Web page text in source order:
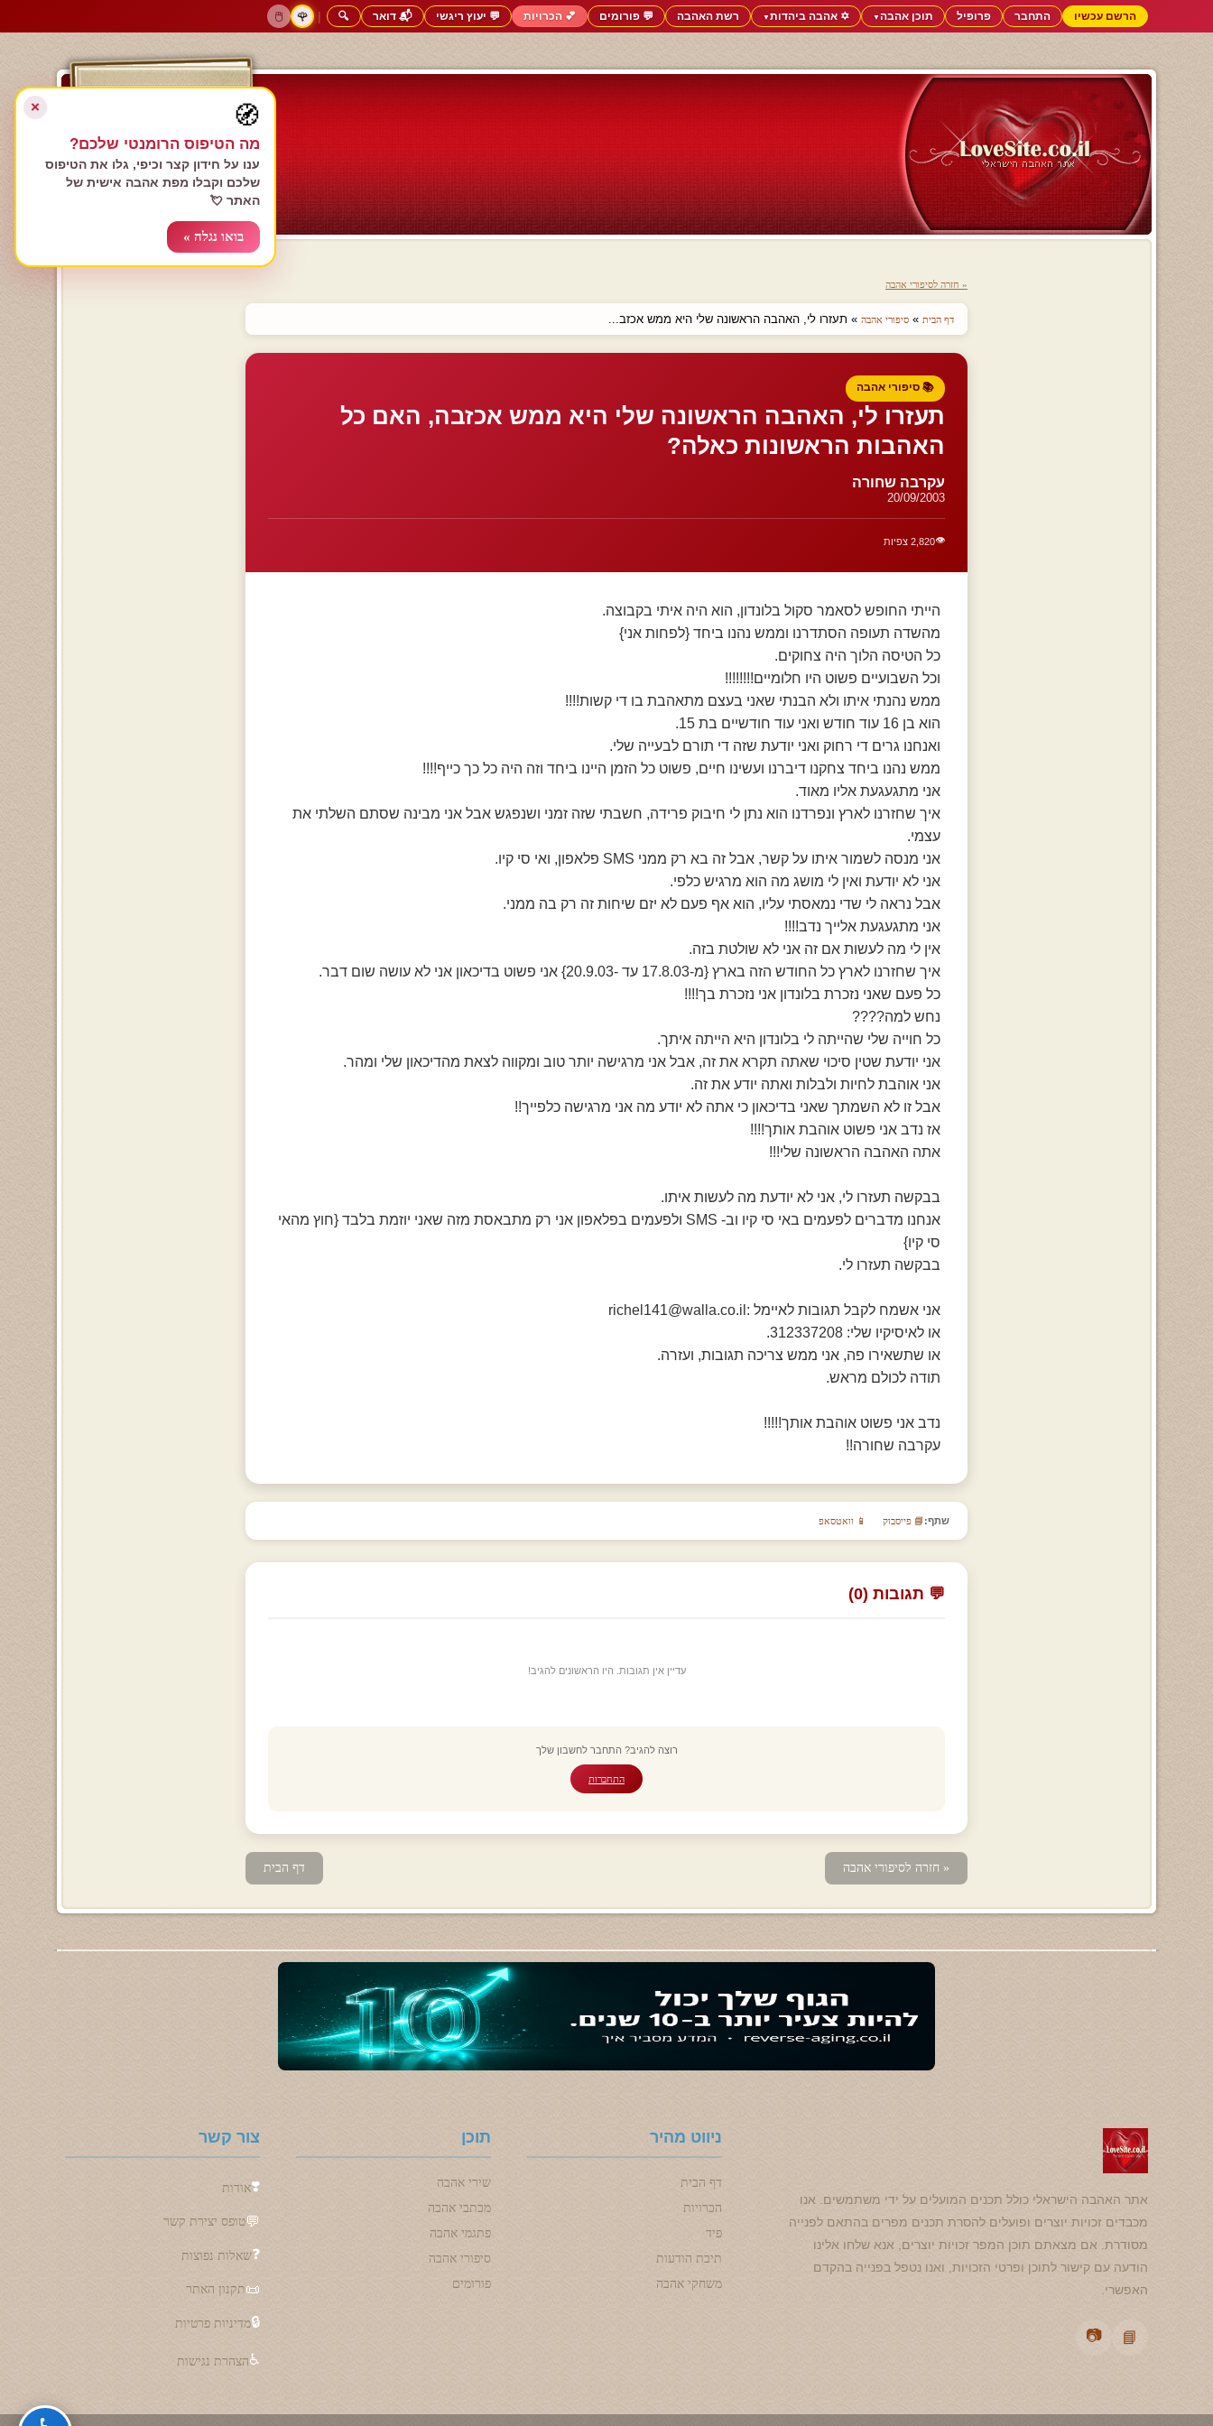
הרשם עכשיו התחבר פרופיל תוכן אהבה▼ ✡️ אהבה ביהדות▼ רשת האהבה 💬 פורומים 💕 הכרויות 💬 יעוץ ריגשי 📬 דואר 🔍
|
🌹
🖱️
הרשם עכשיו
התחבר
« חזרה לסיפורי אהבה
דף הבית » סיפורי אהבה » תעזרו לי, האהבה הראשונה שלי היא ממש אכזב...
📚 סיפורי אהבה
תעזרו לי, האהבה הראשונה שלי היא ממש אכזבה, האם כל
האהבות הראשונות כאלה?
עקרבה שחורה
20/09/2003
👁️2,820 צפיות
הייתי החופש לסאמר סקול בלונדון, הוא היה איתי בקבוצה.
מהשדה תעופה הסתדרנו וממש נהנו ביחד {לפחות אני}
כל הטיסה הלוך היה צחוקים.
וכל השבועיים פשוט היו חלומיים!!!!!!!!
ממש נהנתי איתו ולא הבנתי שאני בעצם מתאהבת בו די קשות!!!!
הוא בן 16 עוד חודש ואני עוד חודשיים בת 15.
ואנחנו גרים די רחוק ואני יודעת שזה די תורם לבעייה שלי.
ממש נהנו ביחד צחקנו דיברנו ועשינו חיים, פשוט כל הזמן היינו ביחד וזה היה כל כך כייף!!!!
אני מתגעגעת אליו מאוד.
איך שחזרנו לארץ ונפרדנו הוא נתן לי חיבוק פרידה, חשבתי שזה זמני ושנפגש אבל אני מבינה שסתם השלתי את
עצמי.
אני מנסה לשמור איתו על קשר, אבל זה בא רק ממני SMS פלאפון, ואי סי קיו.
אני לא יודעת ואין לי מושג מה הוא מרגיש כלפי.
אבל נראה לי שדי נמאסתי עליו, הוא אף פעם לא יזם שיחות זה רק בה ממני.
אני מתגעגעת אלייך נדב!!!!
אין לי מה לעשות אם זה אני לא שולטת בזה.
איך שחזרנו לארץ כל החודש הזה בארץ {מ-17.8.03 עד -20.9.03} אני פשוט בדיכאון אני לא עושה שום דבר.
כל פעם שאני נזכרת בלונדון אני נזכרת בך!!!!
נחש למה????
כל חוייה שלי שהייתה לי בלונדון היא הייתה איתך.
אני יודעת שטין סיכוי שאתה תקרא את זה, אבל אני מרגישה יותר טוב ומקווה לצאת מהדיכאון שלי ומהר.
אני אוהבת לחיות ולבלות ואתה יודע את זה.
אבל זו לא השמתך שאני בדיכאון כי אתה לא יודע מה אני מרגישה כלפייך!!
אז נדב אני פשוט אוהבת אותך!!!!
אתה האהבה הראשונה שלי!!!
בבקשה תעזרו לי, אני לא יודעת מה לעשות איתו.
אנחנו מדברים לפעמים באי סי קיו וב- SMS ולפעמים בפלאפון אני רק מתבאסת מזה שאני יוזמת בלבד {חוץ מהאי
סי קיו}
בבקשה תעזרו לי.
אני אשמח לקבל תגובות לאיימל :richel141@walla.co.il
או לאיסיקיו שלי: 312337208.
או שתשאירו פה, אני ממש צריכה תגובות, ועזרה.
תודה לכולם מראש.
נדב אני פשוט אוהבת אותך!!!!!
עקרבה שחורה!!
שתף: 📘 פייסבוק 📱 וואטסאפ
💬 תגובות (0)
עדיין אין תגובות. היו הראשונים להגיב!
רוצה להגיב? התחבר לחשבון שלך
התחברות
« חזרה לסיפורי אהבה דף הבית
אתר האהבה הישראלי כולל תכנים המועלים על ידי משתמשים. אנו
מכבדים זכויות יוצרים ופועלים להסרת תכנים מפרים בהתאם לפנייה
מסודרת. אם מצאתם תוכן המפר זכויות יוצרים, אנא שלחו אלינו
הודעה עם קישור לתוכן ופרטי הזכויות, ואנו נטפל בפנייה בהקדם
האפשרי.
📘
📷
ניווט מהיר
דף הבית
הכרויות
פיד
תיבת הודעות
משחקי אהבה
תוכן
שירי אהבה
מכתבי אהבה
פתגמי אהבה
סיפורי אהבה
פורומים
צור קשר
❣️אודות
💬טופס יצירת קשר
❓שאלות נפוצות
📜תקנון האתר
🔒מדיניות פרטיות
♿הצהרת נגישות